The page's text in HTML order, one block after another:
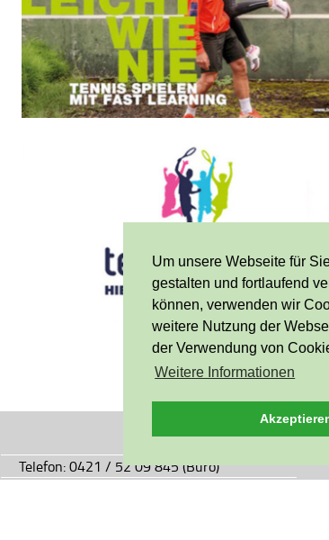
Um unsere Webseite für
gestalten und fortlaufend
können, verwenden wir
weitere Nutzung der
der Verwendung von
Weitere Informationen
Telefon: 0421 / 52 09 845 (Büro)